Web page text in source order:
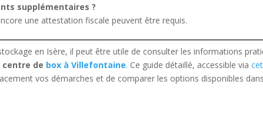
supplémentaires ?
une attestation fiscale peuvent être requis.
en Isère, il peut être utile de consulter les informations
centre de box à Villefontaine. Ce guide détaillé, accessible via
vos démarches et de comparer les options disponibles